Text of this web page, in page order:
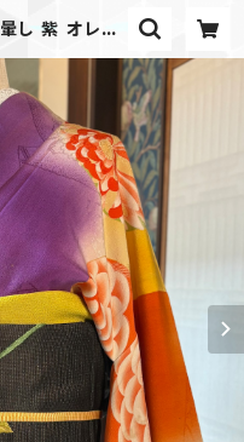
し 紫 オレン
tento